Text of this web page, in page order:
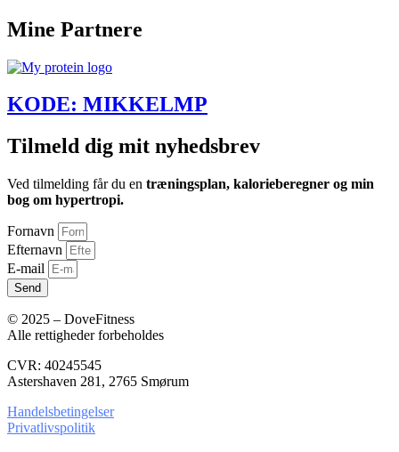
Mine Partnere
KODE: MIKKELMP
Tilmeld dig mit nyhedsbrev
Ved tilmelding får du en træningsplan, kalorieberegner og min
bog om hypertropi.
Fornavn
Efternavn
E-mail
Send
© 2025 – DoveFitness
Alle rettigheder forbeholdes
CVR: 40245545
Astershaven 281, 2765 Smørum
Handelsbetingelser
Privatlivspolitik